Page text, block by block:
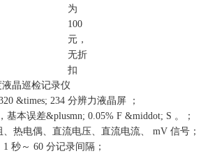
为
100
元，
无折
扣
晶巡检记录仪
&times; 234 分辨力液晶屏 ；
本误差&plusmn; 0.05% F &middot; S 。；
热电偶、直流电压、直流电流、 mV 信号；
秒～ 60 分记录间隔；